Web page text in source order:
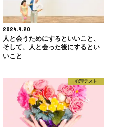
2024.9.20
人と会うためにするといいこと、
そして、人と会った後にするとい
いこと
心理テスト